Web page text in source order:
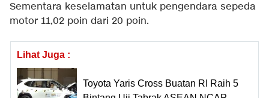
Sementara keselamatan untuk pengendara sepeda
motor 11,02 poin dari 20 poin.
Lihat Juga :
Toyota Yaris Cross Buatan RI Raih 5